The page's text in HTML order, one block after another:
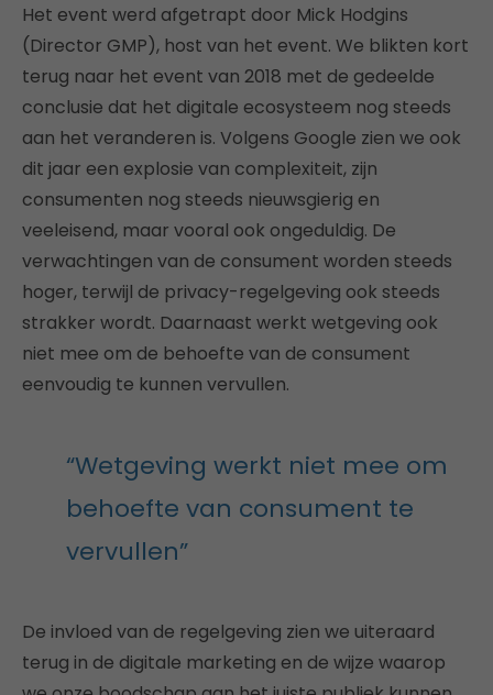
Het event werd afgetrapt door Mick Hodgins
(Director GMP), host van het event. We blikten kort
terug naar het event van 2018 met de gedeelde
conclusie dat het digitale ecosysteem nog steeds
aan het veranderen is. Volgens Google zien we ook
dit jaar een explosie van complexiteit, zijn
consumenten nog steeds nieuwsgierig en
veeleisend, maar vooral ook ongeduldig. De
verwachtingen van de consument worden steeds
hoger, terwijl de privacy-regelgeving ook steeds
strakker wordt. Daarnaast werkt wetgeving ook
niet mee om de behoefte van de consument
eenvoudig te kunnen vervullen.
“Wetgeving werkt niet mee om
behoefte van consument te
vervullen”
De invloed van de regelgeving zien we uiteraard
terug in de digitale marketing en de wijze waarop